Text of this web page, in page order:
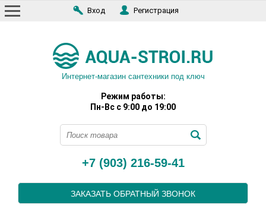
Вход Регистрация
Интернет-магазин сантехники под ключ
Режим работы:
Пн-Вс с 9:00 до 19:00
+7 (903) 216-59-41
ЗАКАЗАТЬ ОБРАТНЫЙ ЗВОНОК